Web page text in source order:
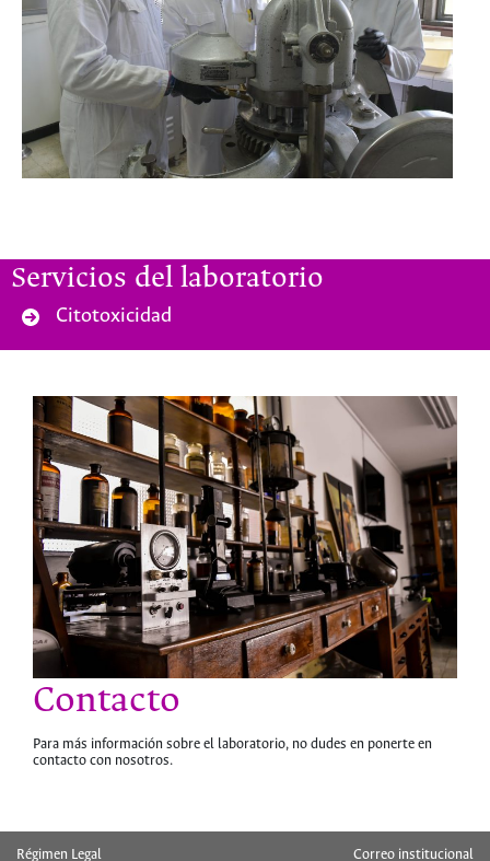
Servicios del laboratorio
Citotoxicidad
Contacto
Para más información sobre el laboratorio, no dudes en ponerte en
contacto con nosotros.
Régimen Legal Correo institucional